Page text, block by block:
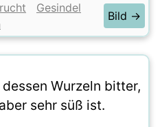
Gesindel
Bild →
Wurzeln bitter,
sehr süß ist.